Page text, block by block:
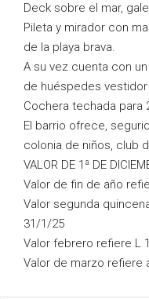
Deck sobre el mar,
Pileta y mirador con
de la playa brava.
A su vez cuenta con
de huéspedes
Cochera techada para
El barrio ofrece,
colonia de niños, club
VALOR DE 1ª DE
Valor de fin de año
Valor segunda
31/1/25
Valor febrero refiere L
Valor de marzo refiere